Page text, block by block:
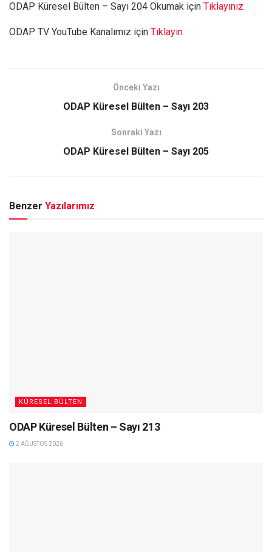
ODAP Küresel Bülten – Sayı 204 Okumak için Tıklayınız
ODAP TV YouTube Kanalımız için Tıklayın
Önceki Yazı
ODAP Küresel Bülten – Sayı 203
Sonraki Yazı
ODAP Küresel Bülten – Sayı 205
Benzer Yazılarımız
KÜRESEL BÜLTEN
ODAP Küresel Bülten – Sayı 213
2 AĞUSTOS 2026